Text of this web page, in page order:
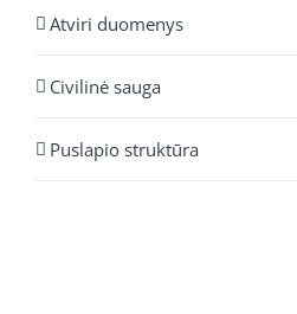
Atviri duomenys
Civilinė sauga
Puslapio struktūra